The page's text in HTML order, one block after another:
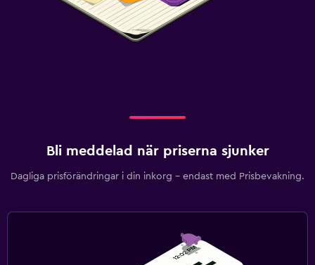
Bli meddelad när priserna sjunker
Dagliga prisförändringar i din inkorg – endast med Prisbevakning.